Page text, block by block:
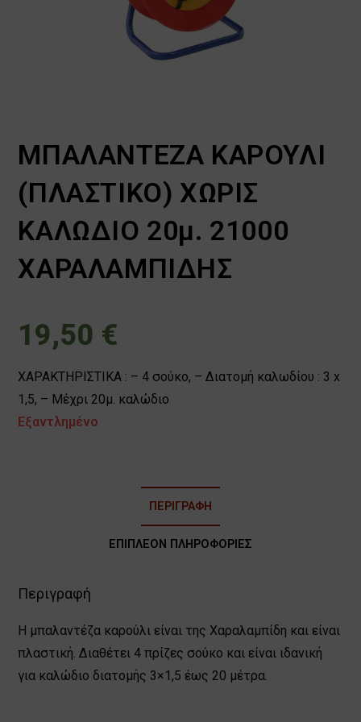
ΜΠΑΛΑΝΤΕΖΑ ΚΑΡΟΥΛΙ
(ΠΛΑΣΤΙΚΟ) ΧΩΡΙΣ
ΚΑΛΩΔΙΟ 20μ. 21000
ΧΑΡΑΛΑΜΠΙΔΗΣ
19,50 €
ΧΑΡΑΚΤΗΡΙΣΤΙΚΑ : – 4 σούκο, – Διατομή καλωδίου : 3 x
1,5, – Μέχρι 20μ. καλώδιο
Εξαντλημένο
ΠΕΡΙΓΡΑΦΉ
ΕΠΙΠΛΈΟΝ ΠΛΗΡΟΦΟΡΊΕΣ
Περιγραφή
Η μπαλαντέζα καρούλι είναι της Χαραλαμπίδη και είναι
πλαστική. Διαθέτει 4 πρίζες σούκο και είναι ιδανική
για καλώδιο διατομής 3×1,5 έως 20 μέτρα.